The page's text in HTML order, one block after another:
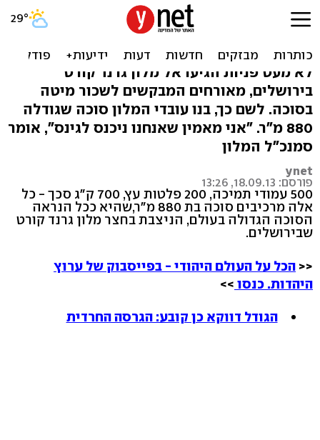
לישון תחת הסכך: הסוכה הכי
גדולה בעולם
לא מעט פניות הגיעו אל מלון גרנד קורט
בירושלים, מאורחים המבקשים לשכור מיטה
בסוכה. לשם כך, בנו עובדי המלון סוכה שגודלה
880 מ"ר. "אני מאמין שאנחנו ניכנס לגינס", אומר
סמנכ"ל המלון
ynet
פורסם: 18.09.13, 13:26
500 עמודי תמיכה, 200 פלטות עץ, 700 ק"ג סכך - כל
אלה מרכיבים סוכה בת 880 מ"ר,שהיא ככל הנראה
הסוכה הגדולה בעולם, הניצבת בחצר מלון גרנד קורט
שבירושלים.
<< הכל על העולם היהודי - בפייסבוק של ערוץ
היהדות. כנסו >>
הגודל דווקא כן קובע: הגרסה החרדית